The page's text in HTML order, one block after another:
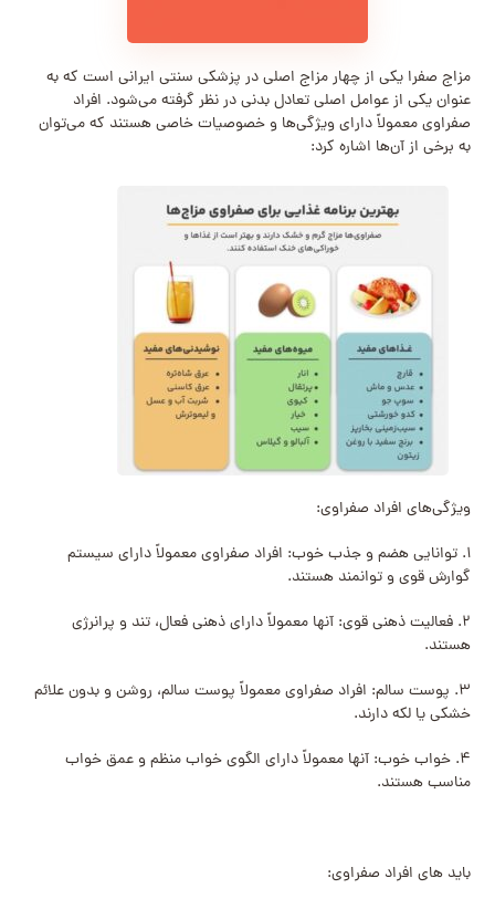
مزاج صفرا یکی از چهار مزاج اصلی در پزشکی سنتی ایرانی است که به
عنوان یکی از عوامل اصلی تعادل بدنی در نظر گرفته می‌شود. افراد
صفراوی معمولاً دارای ویژگی‌ها و خصوصیات خاصی هستند که می‌توان
به برخی از آن‌ها اشاره کرد:
ویژگی‌های افراد صفراوی:
۱. توانایی هضم و جذب خوب: افراد صفراوی معمولاً دارای سیستم
گوارش قوی و توانمند هستند.
۲. فعالیت ذهنی قوی: آنها معمولاً دارای ذهنی فعال، تند و پرانرژی
هستند.
۳. پوست سالم: افراد صفراوی معمولاً پوست سالم، روشن و بدون علائم
خشکی یا لکه دارند.
۴. خواب خوب: آنها معمولاً دارای الگوی خواب منظم و عمق خواب
مناسب هستند.
باید های افراد صفراوی: